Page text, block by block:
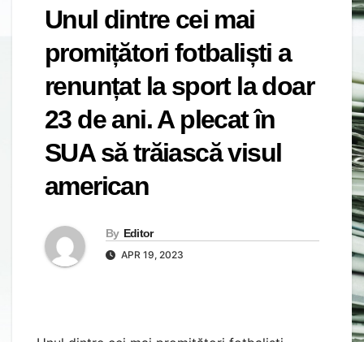
Unul dintre cei mai
promițători fotbaliști a
renunțat la sport la doar
23 de ani. A plecat în
SUA să trăiască visul
american
By Editor
APR 19, 2023